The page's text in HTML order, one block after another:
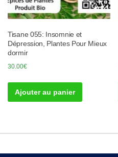
Tisane 055: Insomnie et
Dépression, Plantes Pour Mieux
dormir
30.00€
Ajouter au panier